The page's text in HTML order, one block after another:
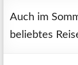
Arikel
zum
Thema
Auch im
beliebtes